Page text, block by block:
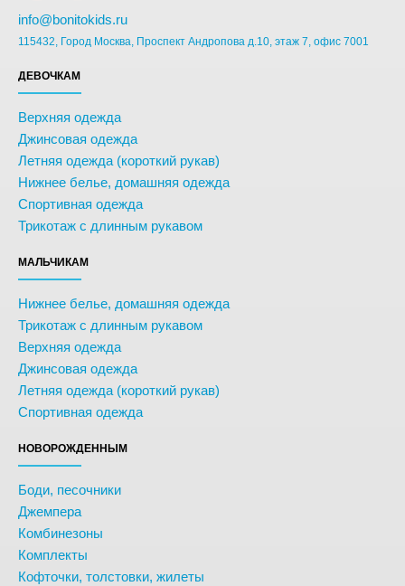
info@bonitokids.ru
115432, Город Москва, Проспект Андропова д.10, этаж 7, офис 7001
ДЕВОЧКАМ
Верхняя одежда
Джинсовая одежда
Летняя одежда (короткий рукав)
Нижнее белье, домашняя одежда
Спортивная одежда
Трикотаж с длинным рукавом
МАЛЬЧИКАМ
Нижнее белье, домашняя одежда
Трикотаж с длинным рукавом
Верхняя одежда
Джинсовая одежда
Летняя одежда (короткий рукав)
Спортивная одежда
НОВОРОЖДЕННЫМ
Боди, песочники
Джемпера
Комбинезоны
Комплекты
Кофточки, толстовки, жилеты